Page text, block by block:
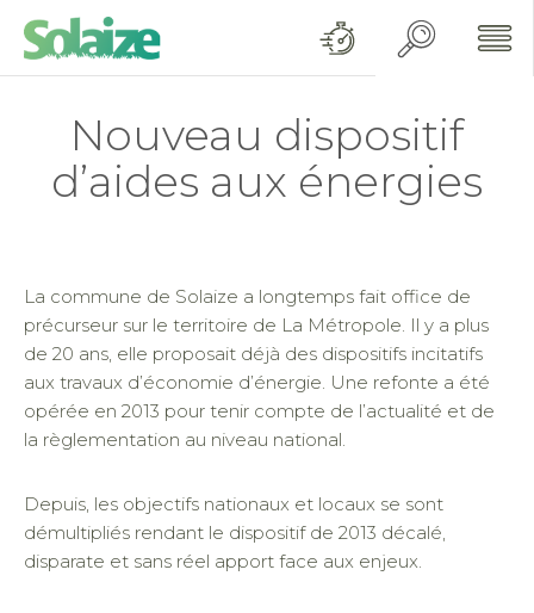
Nouveau dispositif
d’aides aux énergies
La commune de Solaize a longtemps fait office de
précurseur sur le territoire de La Métropole. Il y a plus
de 20 ans, elle proposait déjà des dispositifs incitatifs
aux travaux d’économie d’énergie. Une refonte a été
opérée en 2013 pour tenir compte de l’actualité et de
la règlementation au niveau national.
Depuis, les objectifs nationaux et locaux se sont
démultipliés rendant le dispositif de 2013 décalé,
disparate et sans réel apport face aux enjeux.